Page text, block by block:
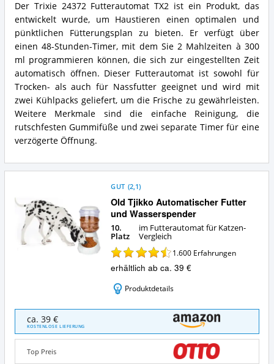
Trixie
24372
Futterautomat
TX2
Zusammenfassung:
Was
bietet
dieser
Futterautomat
für
Katzen?
Der Trixie 24372 Futterautomat TX2 ist ein Produkt, das
entwickelt wurde, um Haustieren einen optimalen und
pünktlichen Fütterungsplan zu bieten. Er verfügt über
einen 48-Stunden-Timer, mit dem Sie 2 Mahlzeiten à 300
ml programmieren können, die sich zur eingestellten Zeit
automatisch öffnen. Dieser Futterautomat ist sowohl für
Trocken- als auch für Nassfutter geeignet und wird mit
zwei Kühlpacks geliefert, um die Frische zu gewährleisten.
Weitere Merkmale sind die einfache Reinigung, die
rutschfesten Gummifüße und zwei separate Timer für eine
verzögerte Öffnung.
Vorteile:
Was
spricht
für
diesen
Futterautomat
für
Katzen?
Old Tjikko Automatischer Futter
und Wasserspender
GUT (2,1)
10.
Platz
im Futterautomat für Katzen-
Vergleich
1.600 Erfahrungen
erhältlich ab ca. 39 €
Produktdetails
Old
Tjikko
Automatischer
Futter
und
ca. 39 €
KOSTENLOSE LIEFERUNG
Top Preis